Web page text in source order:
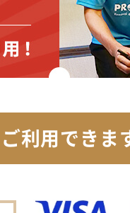
ご利用できま